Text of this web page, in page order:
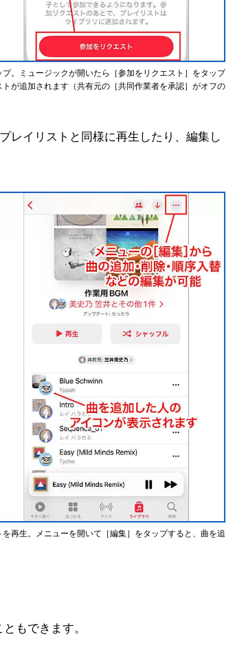
。ミュージックが開いたら［参加をリクエスト］をタップ
が追加されます（共有元の［共同作業者を承認］がオフの
レイリストと同様に再生したり、編集し
再生。メニューを開いて［編集］をタップすると、曲を追
もできます。